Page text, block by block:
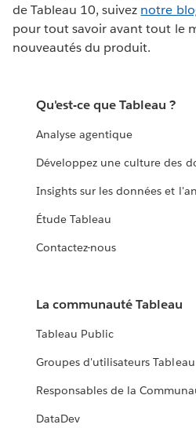
de Tableau 10, suivez notre
pour tout savoir avant tout le
nouveautés du produit.
Qu'est-ce que Tableau ?
Analyse agentique
Développez une culture des
Insights sur les données et
Étude Tableau
Contactez-nous
La communauté Tableau
Tableau Public
Groupes d'utilisateurs Tableau
Responsables de la
DataDev